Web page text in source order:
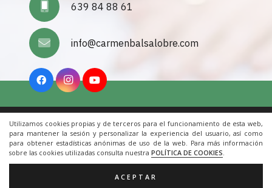
Utilizamos cookies propias y de terceros para el funcionamiento de esta web,
para mantener la sesión y personalizar la experiencia del usuario, así como
para obtener estadísticas anónimas de uso de la web. Para más información
sobre las cookies utilizadas consulta nuestra POLÍTICA DE COOKIES.
ACEPTAR
639 84 88 61
info@carmenbalsalobre.com
Inicio|Aviso Legal|Cookies|Contacto
© 2022 Todos los derechos reservados. Una web de
ACRILONIA